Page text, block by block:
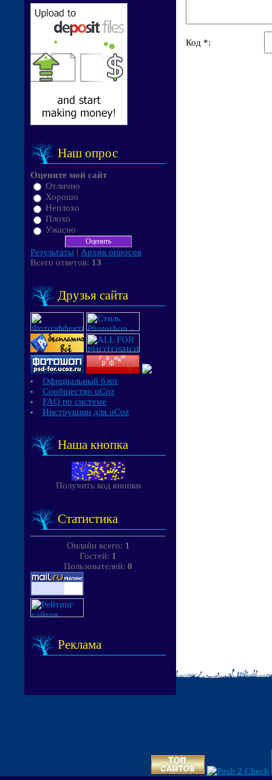
Наш опрос
Оцените мой сайт
Отлично
Хорошо
Неплохо
Плохо
Ужасно
Результаты | Архив опросов
Всего ответов: 13
Друзья сайта
Официальный блог
Сообщество uCoz
FAQ по системе
Инструкции для uCoz
Наша кнопка
Получить код кнопки
Статистика
Онлайн всего: 1
Гостей: 1
Пользователей: 0
Реклама
Код *: